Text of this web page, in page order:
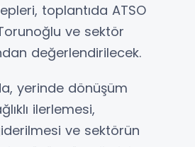
toplantıda ATSO
ve sektör
değerlendirilecek.
yerinde dönüşüm
ilerlemesi,
ve sektörün